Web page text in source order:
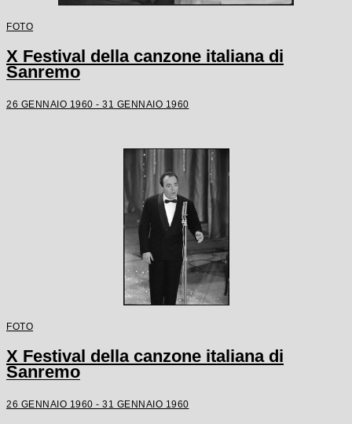
FOTO
X Festival della canzone italiana di
Sanremo
26 GENNAIO 1960 - 31 GENNAIO 1960
FOTO
X Festival della canzone italiana di
Sanremo
26 GENNAIO 1960 - 31 GENNAIO 1960